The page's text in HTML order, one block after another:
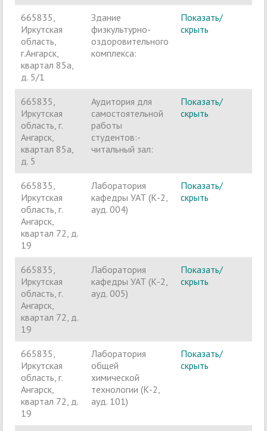
665835,
Иркутская
область,
г.Ангарск,
квартал 85а,
д. 5/1
Здание
физкультурно-
оздоровительного
комплекса:
Показать/
скрыть
665835,
Иркутская
область, г.
Ангарск,
квартал 85а,
д. 5
Аудитория для
самостоятельной
работы
студентов:-
читальный зал:
Показать/
скрыть
665835,
Иркутская
область, г.
Ангарск,
квартал 72, д.
19
Лаборатория
кафедры УАТ (К-2,
ауд. 004)
Показать/
скрыть
665835,
Иркутская
область, г.
Ангарск,
квартал 72, д.
19
Лаборатория
кафедры УАТ (К-2,
ауд. 005)
Показать/
скрыть
665835,
Иркутская
область, г.
Ангарск,
квартал 72, д.
19
Лаборатория
общей
химической
технологии (К-2,
ауд. 101)
Показать/
скрыть